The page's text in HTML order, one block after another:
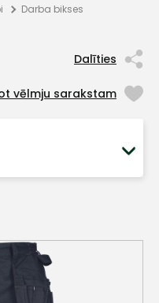
Darba bikses
Dalīties
vēlmju sarakstam